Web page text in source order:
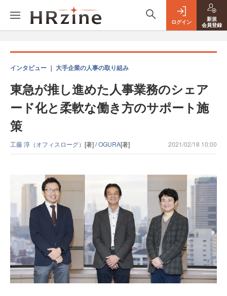
ログイン
新規
会員登録
インタビュー ｜ 大手企業の人事の取り組み
東急が推し進めた人事業務のシェア
ード化と柔軟な働き方のサポート施
策
工藤 淳（オフィスローグ） [著] /OGURA[著] 2021/02/18 10:00